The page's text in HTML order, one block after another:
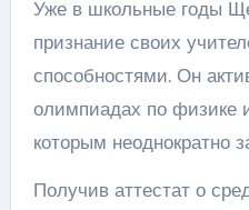
Уже в школьные годы
признание своих
способностями. Он
олимпиадах по физике
которым неоднократно
Получив аттестат о